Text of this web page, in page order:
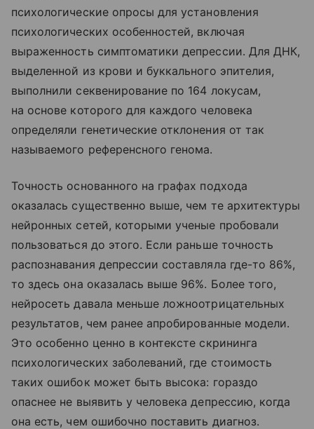
психологические опросы для установления
психологических особенностей, включая
выраженность симптоматики депрессии. Для ДНК,
выделенной из крови и буккального эпителия,
выполнили секвенирование по 164 локусам,
на основе которого для каждого человека
определяли генетические отклонения от так
называемого референсного генома.
Точность основанного на графах подхода
оказалась существенно выше, чем те архитектуры
нейронных сетей, которыми ученые пробовали
пользоваться до этого. Если раньше точность
распознавания депрессии составляла где-то 86%,
то здесь она оказалась выше 96%. Более того,
нейросеть давала меньше ложноотрицательных
результатов, чем ранее апробированные модели.
Это особенно ценно в контексте скрининга
психологических заболеваний, где стоимость
таких ошибок может быть высока: гораздо
опаснее не выявить у человека депрессию, когда
она есть, чем ошибочно поставить диагноз.